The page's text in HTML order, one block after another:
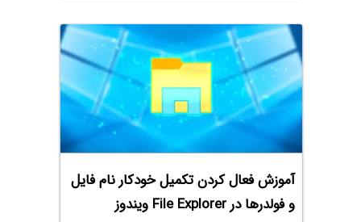
آموزش فعال کردن تکمیل خودکار نام فایل
و فولدرها در File Explorer ویندوز